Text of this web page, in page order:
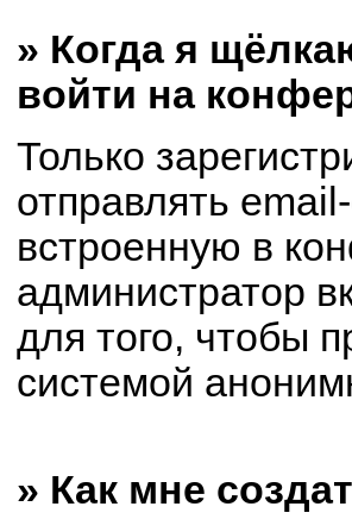
» Когда я
войти на
Только
отправлять
встроенную в
администратор
для того, чтобы
системой
» Как мне